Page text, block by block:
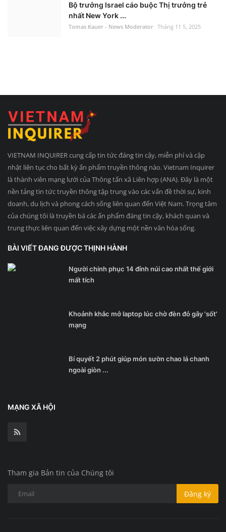
Bộ trưởng Israel cáo buộc Thị trưởng trẻ
nhất New York ...
Tomas Kauer - News Moderator Tháng 11 5, 2025
VIETNAM INQUIRER cung cấp tin tức đáng tin cậy, miễn phí và cập
nhật liên tục cho bất kỳ ấn phẩm truyền thông nào. Vietnam Inquirer
là thành viên mạng lưới của Thông tấn xã Liên hợp (ANA). Đây là một
nền tảng tin tức truyền thông tập trung vào các vấn đề thời sự, kinh
doanh, du lịch và phong cách sống liên quan đến Việt Nam. Trọng tâm
của chúng tôi là truyền bá các ấn phẩm đáng tin cậy, khách quan và
trung thực liên quan đến việc xây dựng một nền văn hóa sống.
BÀI VIẾT ĐANG ĐƯỢC THỊNH HÀNH
Người chinh phục 14 đỉnh núi cao nhất thế giới
mất tích
Khoảnh khắc mở laptop lúc chờ đèn đỏ gây 'sốt'
mạng
Bí quyết 2 phút giúp món sườn chao lá chanh
ngoài giòn ...
MẠNG XÃ HỘI
Tham gia Bản tin của Chúng tôi
Đăng ký